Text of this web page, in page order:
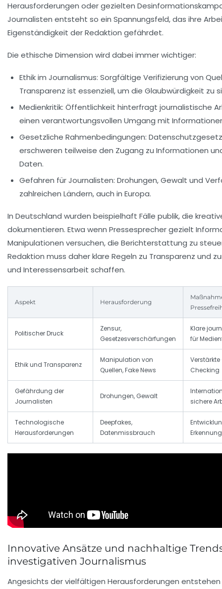
Herausforderungen oder gezielten
Journalisten entsteht so ein Spannungsfeld, das ihre
Eigenständigkeit der Redaktion gefährdet.
Die ethische Dimension wird dabei immer wichtiger:
Ethik im Journalismus: Sorgfältige Verifizierung von
Transparenz ist essenziell, um die Glaubwürdigkeit zu
Medienkritik: Öffentlichkeit hinterfragt journalistische
einen verantwortungsvollen Umgang mit
Gesetzliche Rahmenbedingungen:
erschweren teilweise den Zugang zu Informationen
Daten.
Gefahren für Journalisten: Drohungen, Gewalt und
zahlreichen Ländern, auch in Europa.
In Deutschland wurden beispielhaft Fälle publik, die
dokumentieren. Etwa wenn Pressesprecher gezielt
Manipulationen versuchen, die Berichterstattung zu
Redaktion muss daher klare Regeln zu Transparenz und
und Interessensarbeit schaffen.
Aspekt Herausforderung
Politischer Druck
Zensur,
Gesetzesverschärfungen
Klare
für
Ethik und Transparenz
Manipulation von
Quellen, Fake News
Checking
Gefährdung der
Journalisten
Drohungen, Gewalt
sichere
Technologische
Herausforderungen
Deepfakes,
Datenmissbrauch
Erkennung
Innovative Ansätze und nachhaltige
investigativen Journalismus
Angesichts der vielfältigen Herausforderungen